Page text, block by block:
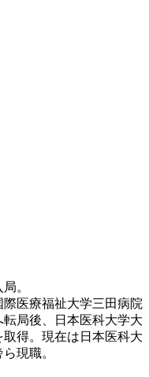
。
医療福祉大学三田病院
局後、日本医科大学大
得。現在は日本医科大
現職。